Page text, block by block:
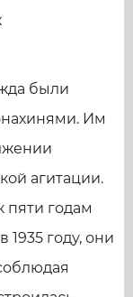
были
Им
агитации.
пяти годам
1935 году, они